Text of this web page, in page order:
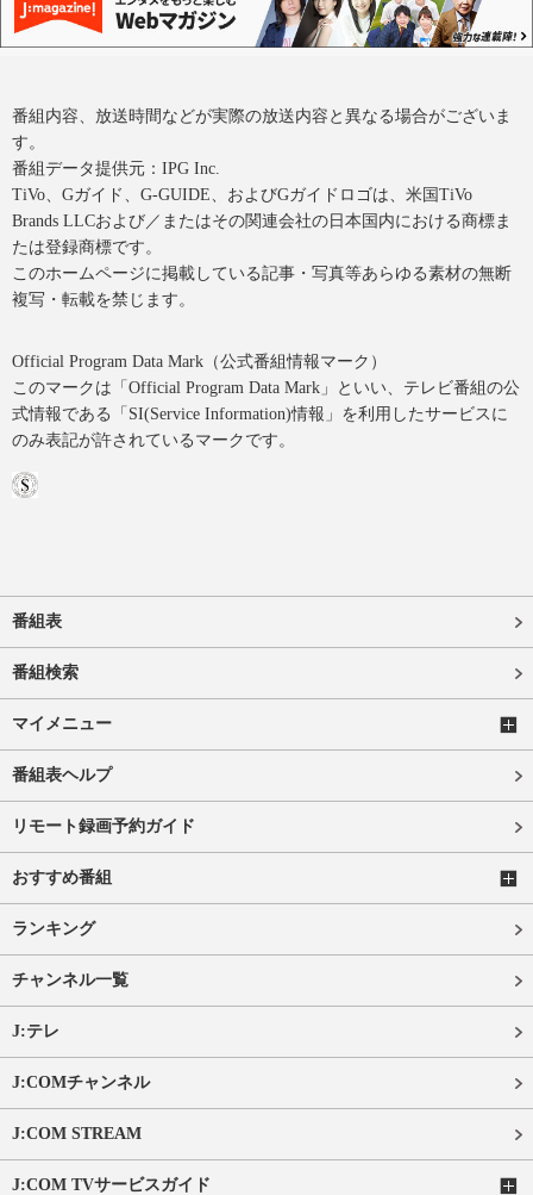
番組内容、放送時間などが実際の放送内容と異なる場合がございま
す。
番組データ提供元：IPG Inc.
TiVo、Gガイド、G-GUIDE、およびGガイドロゴは、米国TiVo
Brands LLCおよび／またはその関連会社の日本国内における商標ま
たは登録商標です。
このホームページに掲載している記事・写真等あらゆる素材の無断
複写・転載を禁じます。
Official Program Data Mark（公式番組情報マーク）
このマークは「Official Program Data Mark」といい、テレビ番組の公
式情報である「SI(Service Information)情報」を利用したサービスに
のみ表記が許されているマークです。
番組表
番組検索
マイメニュー
番組表ヘルプ
リモート録画予約ガイド
おすすめ番組
ランキング
チャンネル一覧
J:テレ
J:COMチャンネル
J:COM STREAM
J:COM TVサービスガイド